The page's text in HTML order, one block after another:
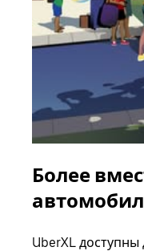
Более
UberXL доступны